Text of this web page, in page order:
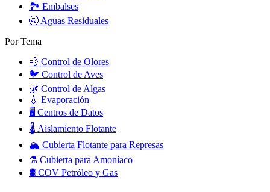
🏞️ Embalses
🚰 Aguas Residuales
Por Tema
💨 Control de Olores
🐦 Control de Aves
🌿 Control de Algas
💧 Evaporación
🖥️ Centros de Datos
🌡️ Aislamiento Flotante
🏔️ Cubierta Flotante para Represas
⚗️ Cubierta para Amoníaco
🛢️ COV Petróleo y Gas